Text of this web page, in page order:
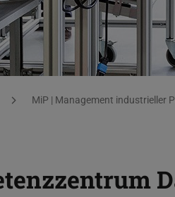
MiP | Management industrieller